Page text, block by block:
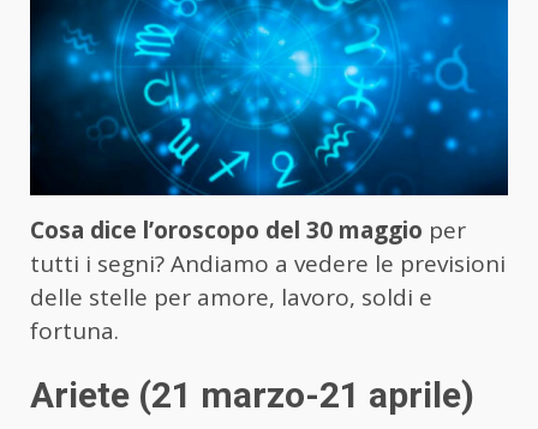
Cosa dice l’oroscopo del 30 maggio per
tutti i segni? Andiamo a vedere le previsioni
delle stelle per amore, lavoro, soldi e
fortuna.
Ariete (21 marzo-21 aprile)